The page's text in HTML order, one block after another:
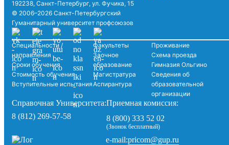
192238, Санкт-Петербург, ул. Фучика, 15
© 2006–2026 Санкт-Петербургский
Гуманитарный университет профсоюзов
Специальности /
направления
Сроки обучения
Стоимость обучения
Вступительные испытания
Факультеты
Заочное
образование
Магистратура
Аспирантура
Проживание
Схема проезда
Гимназия Ольгино
Сведения об
образовательной
организации
Справочная Университета:
8 (812) 269-57-58
Приемная комиссия:
8 (800) 333 52 02
(Звонок бесплатный)
e-mail:pricom@gup.ru